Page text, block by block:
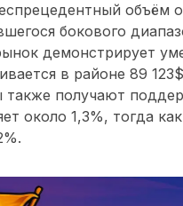
объём
бокового
демонстрирует
в районе 89 123$
также получают
около 1,3%, тогда как
.